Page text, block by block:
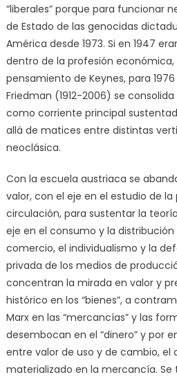
“liberales” porque para funcionar
de Estado de las genocidas
América desde 1973. Si en 1947
dentro de la profesión
pensamiento de Keynes, para
Friedman (1912-2006) se
como corriente principal
allá de matices entre distintas
neoclásica.
Con la escuela austriaca se
valor, con el eje en el estudio de
circulación, para sustentar la
eje en el consumo y la distribución
comercio, el individualismo y la
privada de los medios de
concentran la mirada en valor y
histórico en los “bienes”, a
Marx en las “mercancías” y las
desembocan en el “dinero” y por
entre valor de uso y de cambio,
materializado en la mercancía. Se